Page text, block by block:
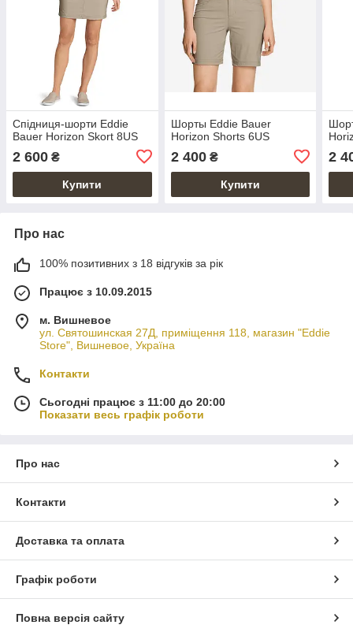
Спідниця-шорти Eddie
Bauer Horizon Skort 8US
2 600 ₴
Купити
Шорты Eddie Bauer
Horizon Shorts 6US
2 400₴
Купити
2
Про нас
100% позитивних з 18 відгуків за рік
Працює з 10.09.2015
м. Вишневое
ул. Святошинская 27Д, приміщення 118, магазин "Eddie
Store", Вишневое, Україна
Контакти
Сьогодні працює з 11:00 до 20:00
Показати весь графік роботи
Про нас
Контакти
Доставка та оплата
Графік роботи
Повна версія сайту